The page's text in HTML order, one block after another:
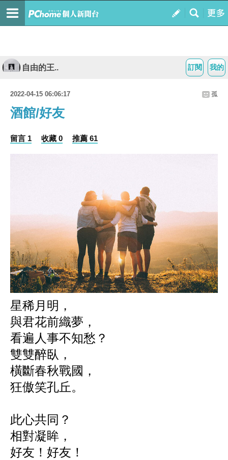
我的
訂閱
自由的王..
2022-04-15 06:06:17 孤
酒館/好友
留言 1 收藏 0 推薦 61
星稀月明，
與君花前織夢，
看遍人事不知愁？
雙雙醉臥，
橫斷春秋戰國，
狂傲笑孔丘。
此心共同？
相對凝眸，
好友！好友！